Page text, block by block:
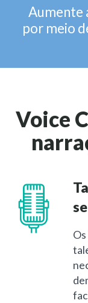
Aumente
por meio
Voice